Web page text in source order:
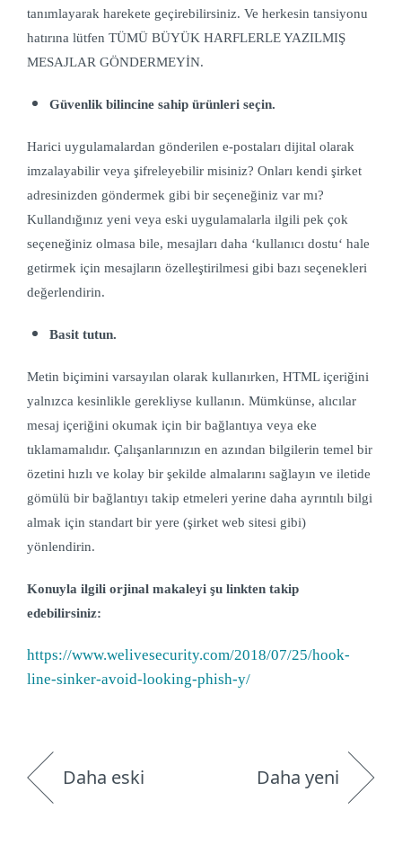
tanımlayarak harekete geçirebilirsiniz. Ve herkesin tansiyonu
hatırına lütfen TÜMÜ BÜYÜK HARFLERLE YAZILMIŞ
MESAJLAR GÖNDERMEYİN.
Güvenlik bilincine sahip ürünleri seçin.
Harici uygulamalardan gönderilen e-postaları dijital olarak
imzalayabilir veya şifreleyebilir misiniz? Onları kendi şirket
adresinizden göndermek gibi bir seçeneğiniz var mı?
Kullandığınız yeni veya eski uygulamalarla ilgili pek çok
seçeneğiniz olmasa bile, mesajları daha ‘kullanıcı dostu‘ hale
getirmek için mesajların özelleştirilmesi gibi bazı seçenekleri
değerlendirin.
Basit tutun.
Metin biçimini varsayılan olarak kullanırken, HTML içeriğini
yalnızca kesinlikle gerekliyse kullanın. Mümkünse, alıcılar
mesaj içeriğini okumak için bir bağlantıya veya eke
tıklamamalıdır. Çalışanlarınızın en azından bilgilerin temel bir
özetini hızlı ve kolay bir şekilde almalarını sağlayın ve iletide
gömülü bir bağlantıyı takip etmeleri yerine daha ayrıntılı bilgi
almak için standart bir yere (şirket web sitesi gibi)
yönlendirin.
Konuyla ilgili orjinal makaleyi şu linkten takip
edebilirsiniz:
https://www.welivesecurity.com/2018/07/25/hook-
line-sinker-avoid-looking-phish-y/
Daha eski Daha yeni